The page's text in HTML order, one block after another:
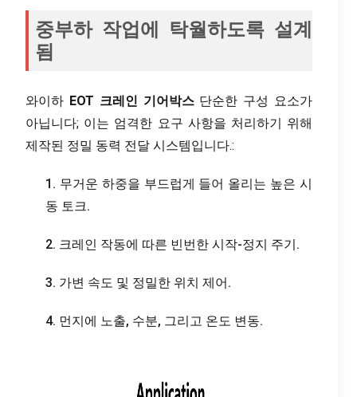
중부하 작업에 탁월하도록 설계
됨
와이하 EOT 크레인 기어박스단순한 구성 요소가
아닙니다; 이는 엄격한 요구 사항을 처리하기 위해
제작된 정밀 동력 전달 시스템입니다.:
1. 무거운 하중을 부드럽게 들어 올리는 높은 시
동 토크.
2. 크레인 작동에 따른 빈번한 시작-정지 주기.
3. 가변 속도 및 정밀한 위치 제어.
4. 먼지에 노출, 수분, 그리고 온도 변동.